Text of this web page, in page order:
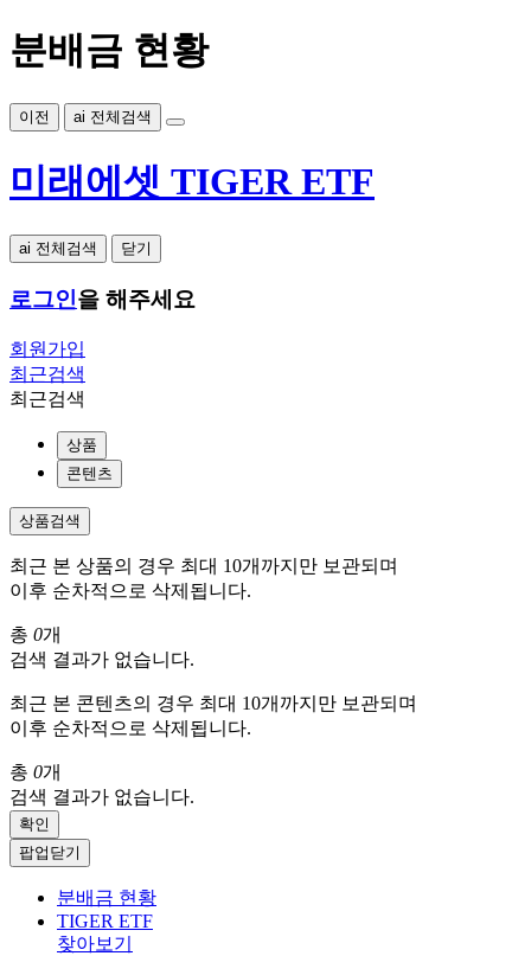
분배금 현황
이전 ai 전체검색
미래에셋 TIGER ETF
ai 전체검색 닫기
로그인을 해주세요
회원가입
최근검색
최근검색
상품
콘텐츠
상품검색
최근 본 상품의 경우 최대 10개까지만 보관되며
이후 순차적으로 삭제됩니다.
총 0개
검색 결과가 없습니다.
최근 본 콘텐츠의 경우 최대 10개까지만 보관되며
이후 순차적으로 삭제됩니다.
총 0개
검색 결과가 없습니다.
확인
팝업닫기
분배금 현황
TIGER ETF
찾아보기